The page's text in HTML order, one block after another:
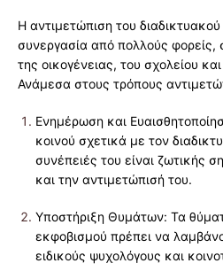
Η αντιμετώπιση του
συνεργασία από πολλούς
της οικογένειας, του σχολείου
Ανάμεσα στους τρόπους
Ενημέρωση και
κοινού σχετικά με τον
συνέπειές του είναι ζωτικής
και την αντιμετώπισή του.
Υποστήριξη Θυμάτων: Τα
εκφοβισμού πρέπει να
ειδικούς ψυχολόγους και